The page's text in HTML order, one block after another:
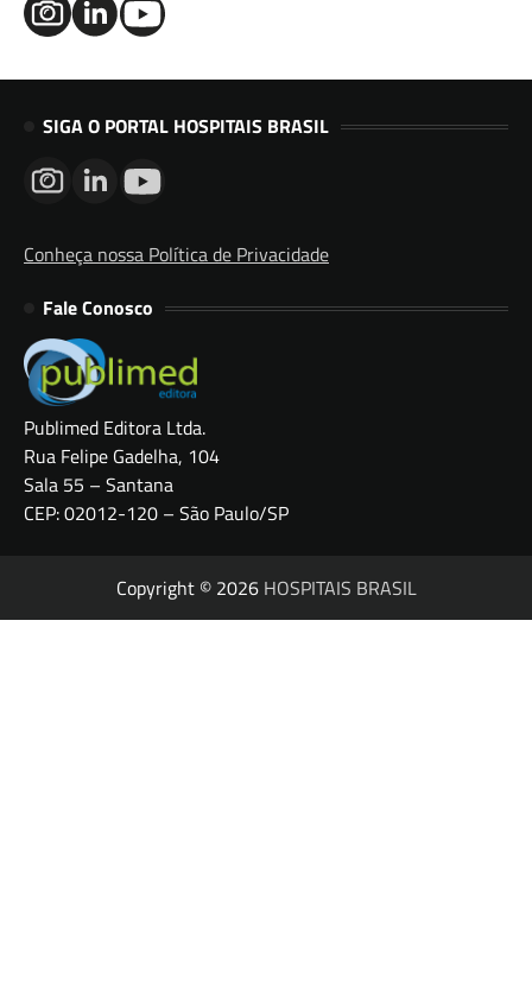
SIGA O PORTAL HOSPITAIS BRASIL
Conheça nossa Política de Privacidade
Fale Conosco
Publimed Editora Ltda.
Rua Felipe Gadelha, 104
Sala 55 – Santana
CEP: 02012-120 – São Paulo/SP
Copyright © 2026 HOSPITAIS BRASIL